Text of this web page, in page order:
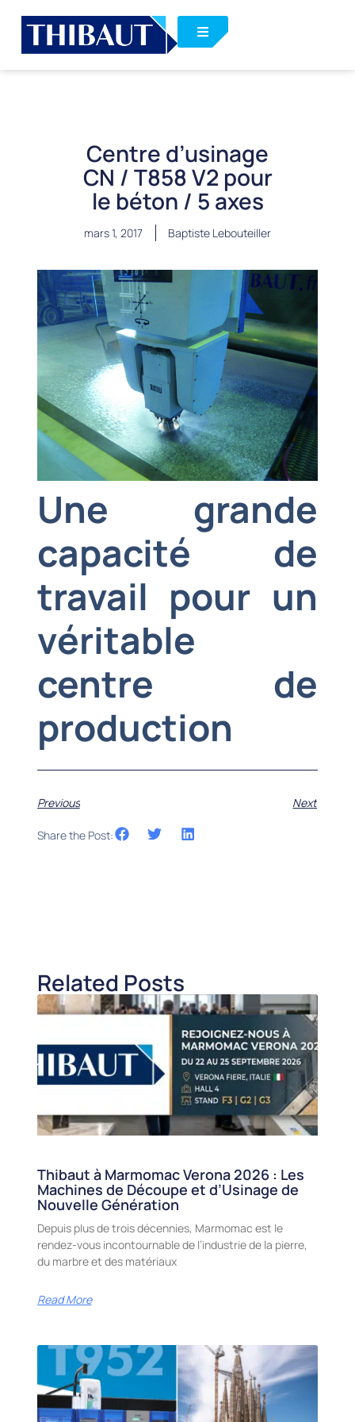
Centre d’usinage
CN / T858 V2 pour
le béton / 5 axes
mars 1, 2017 Baptiste Lebouteiller
Une grande
capacité de
travail pour un
véritable
centre de
production
Previous Next
Share the Post:
Related Posts
Thibaut à Marmomac Verona 2026 : Les
Machines de Découpe et d’Usinage de
Nouvelle Génération
Depuis plus de trois décennies, Marmomac est le
rendez-vous incontournable de l’industrie de la pierre,
du marbre et des matériaux
Read More